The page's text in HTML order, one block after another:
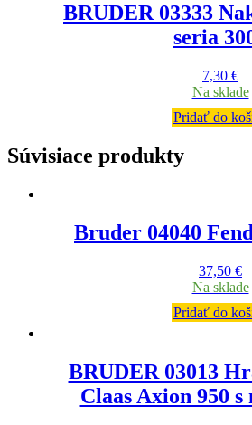
BRUDER 03333
seria
7,30 €
Na sklade
Pridať do
Súvisiace produkty
Bruder 04040
37,50 €
Na sklade
Pridať do
BRUDER 03013
Claas Axion 950 s